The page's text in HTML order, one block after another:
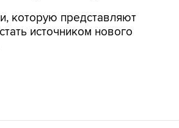
которую представляют
источником нового